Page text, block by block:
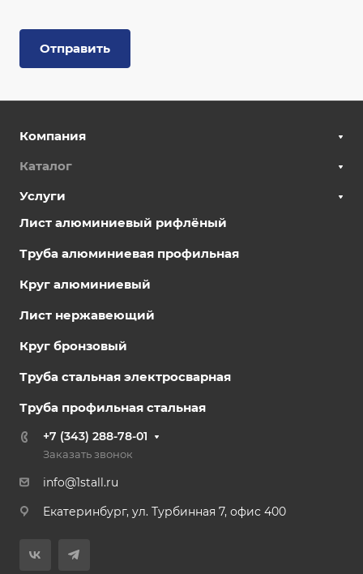
Отправить
Компания
Каталог
Услуги
Лист алюминиевый рифлёный
Труба алюминиевая профильная
Круг алюминиевый
Лист нержавеющий
Круг бронзовый
Труба стальная электросварная
Труба профильная стальная
+7 (343) 288-78-01
Заказать звонок
info@1stall.ru
Екатеринбург, ул. Турбинная 7, офис 400